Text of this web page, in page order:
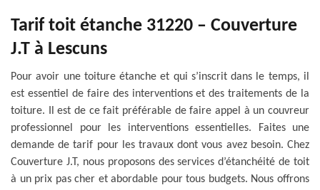
Tarif toit étanche 31220 – Couverture
J.T à Lescuns
Pour avoir une toiture étanche et qui s’inscrit dans le temps, il
est essentiel de faire des interventions et des traitements de la
toiture. Il est de ce fait préférable de faire appel à un couvreur
professionnel pour les interventions essentielles. Faites une
demande de tarif pour les travaux dont vous avez besoin. Chez
Couverture J.T, nous proposons des services d’étanchéité de toit
à un prix pas cher et abordable pour tous budgets. Nous offrons